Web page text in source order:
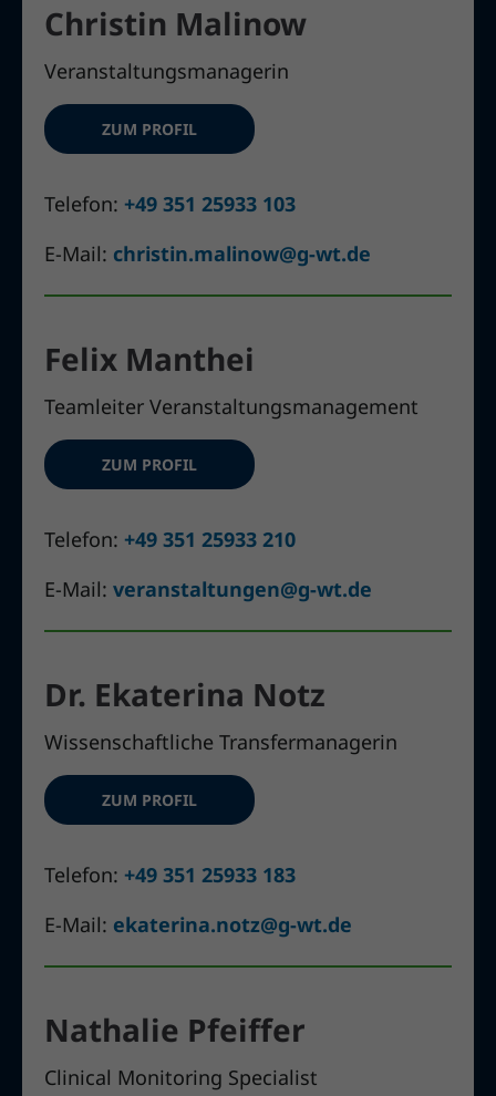
Christin Malinow
Veranstaltungsmanagerin
ZUM PROFIL
Telefon: +49 351 25933 103
E-Mail: christin.malinow@g-wt.de
Felix Manthei
Teamleiter Veranstaltungsmanagement
ZUM PROFIL
Telefon: +49 351 25933 210
E-Mail:veranstaltungen@g-wt.de
Dr. Ekaterina Notz
Wissenschaftliche Transfermanagerin
ZUM PROFIL
Telefon: +49 351 25933 183
E-Mail: ekaterina.notz@g-wt.de
Nathalie Pfeiffer
Clinical Monitoring Specialist